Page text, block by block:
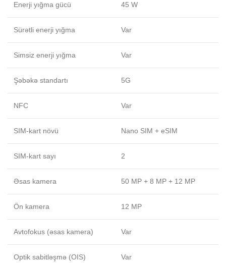
Enerji yığma gücü 45 W
Sürətli enerji yığma Var
Simsiz enerji yığma Var
Şəbəkə standartı 5G
NFC Var
SIM-kart növü Nano SIM + eSIM
SIM-kart sayı 2
Əsas kamera 50 MP + 8 MP + 12 MP
Ön kamera 12 MP
Avtofokus (əsas kamera) Var
Optik sabitləşmə (OIS) Var